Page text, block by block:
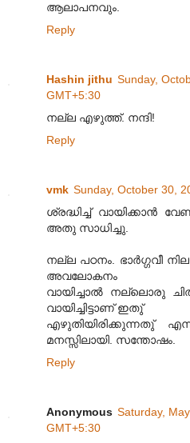
ആലാപനവും.
Reply
Hashin jithu Sunday,
GMT+5:30
നല്ല എഴുത്ത്. നന്ദി!
Reply
vmk Sunday, October 30,
ശ്രദ്ധിച്ച് വായിക്കാൻ
അതു സാധിച്ചു.
നല്ല പഠനം. ഭാർഗ്ഗവീ
അവലോകനം
വായിച്ചാൽ നല്ലൊരു
വായിച്ചിട്ടാണ് ഇതു്
എഴുതിയിരിക്കുന്നതു്
മനസ്സിലായി. സന്തോഷം.
Reply
Anonymous Saturday,
GMT+5:30